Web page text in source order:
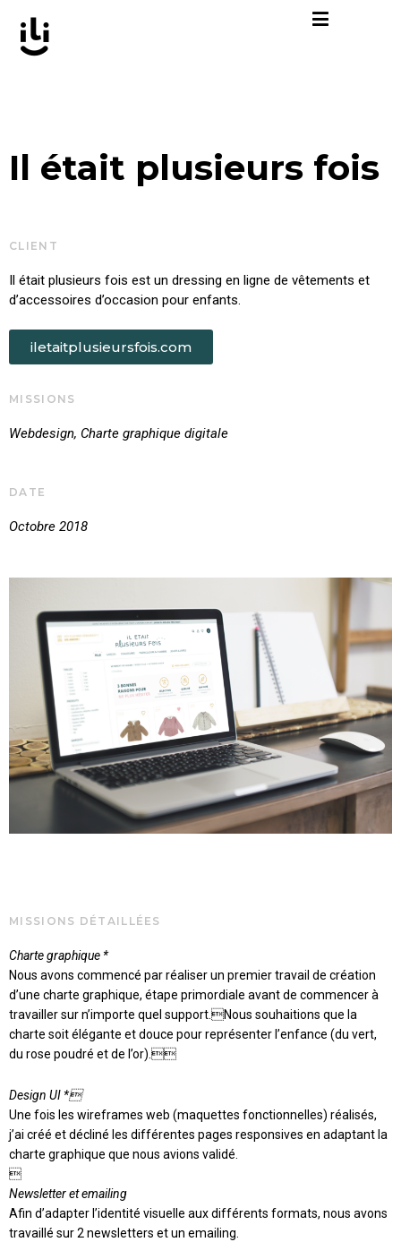
contenu
Il était plusieurs fois
CLIENT
Il était plusieurs fois est un dressing en ligne de vêtements et
d’accessoires d’occasion pour enfants.
iletaitplusieursfois.com
MISSIONS
Webdesign, Charte graphique digitale
DATE
Octobre 2018
MISSIONS DÉTAILLÉES
Charte graphique *
Nous avons commencé par réaliser un premier travail de création
d’une charte graphique, étape primordiale avant de commencer à
travailler sur n’importe quel support.Nous souhaitions que la
charte soit élégante et douce pour représenter l’enfance (du vert,
du rose poudré et de l’or).
Design UI *
Une fois les wireframes web (maquettes fonctionnelles) réalisés,
j’ai créé et décliné les différentes pages responsives en adaptant la
charte graphique que nous avions validé.

Newsletter et emailing
Afin d’adapter l’identité visuelle aux différents formats, nous avons
travaillé sur 2 newsletters et un emailing.